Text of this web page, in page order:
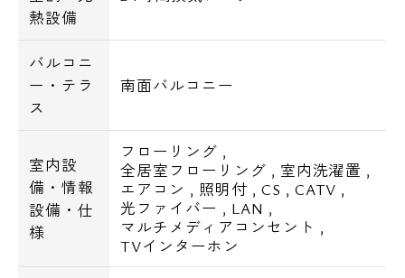
熱設備
バルコニ
ー・テラ
ス
南面バルコニー
室内設
備・情報
設備・仕
様
フローリング ,
全居室フローリング , 室内洗濯置 ,
エアコン , 照明付 , CS , CATV ,
光ファイバー , LAN ,
マルチメディアコンセント ,
TVインターホン